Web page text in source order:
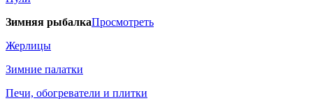
Зимняя рыбалкаПросмотреть
Жерлицы
Зимние палатки
Печи, обогреватели и плитки